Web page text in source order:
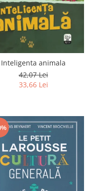
Inteligenta animala
42,07 Lei
33,66 Lei